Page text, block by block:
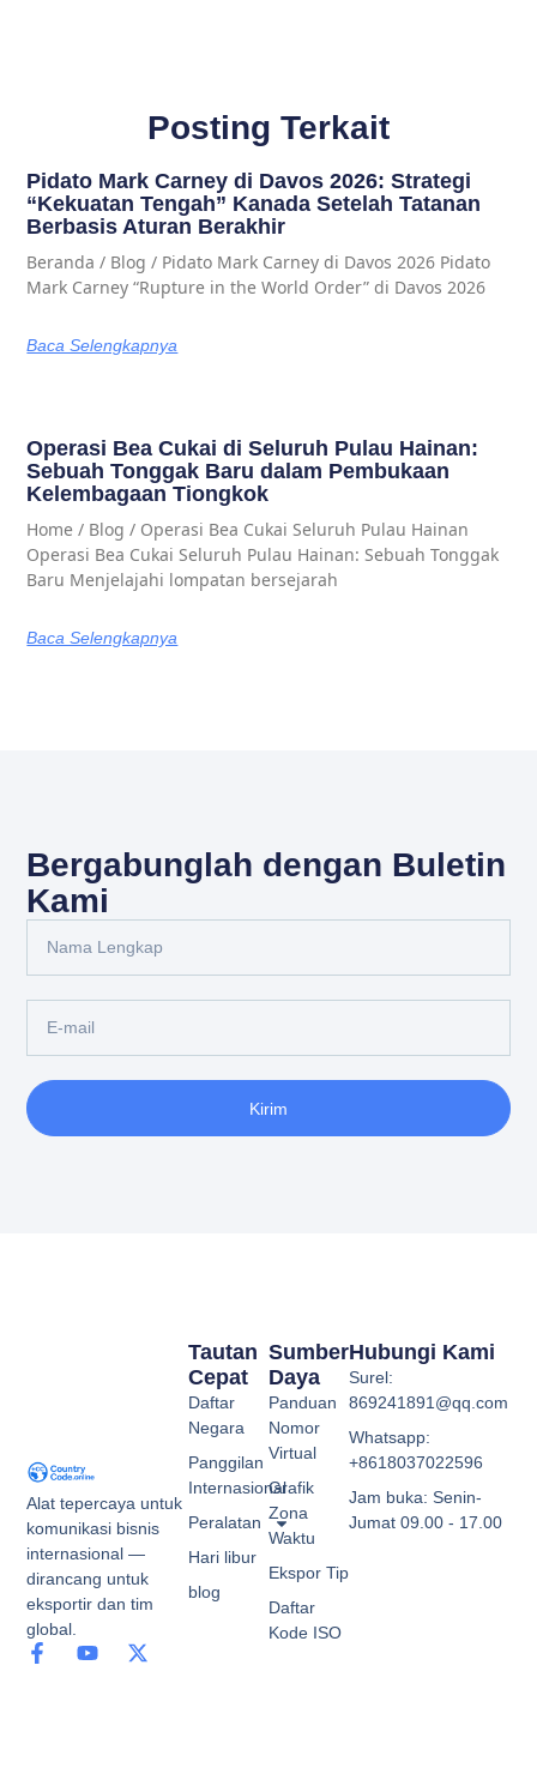
Posting Terkait
Pidato Mark Carney di Davos 2026: Strategi
“Kekuatan Tengah” Kanada Setelah Tatanan
Berbasis Aturan Berakhir
Beranda / Blog / Pidato Mark Carney di Davos 2026 Pidato
Mark Carney “Rupture in the World Order” di Davos 2026
Baca Selengkapnya
Operasi Bea Cukai di Seluruh Pulau Hainan:
Sebuah Tonggak Baru dalam Pembukaan
Kelembagaan Tiongkok
Home / Blog / Operasi Bea Cukai Seluruh Pulau Hainan
Operasi Bea Cukai Seluruh Pulau Hainan: Sebuah Tonggak
Baru Menjelajahi lompatan bersejarah
Baca Selengkapnya
Bergabunglah dengan Buletin
Kami
Kirim
Alat tepercaya untuk
komunikasi bisnis
internasional —
dirancang untuk
eksportir dan tim
global.
Sumber
Daya
Panduan
Nomor
Virtual
Grafik
Zona
Waktu
Ekspor Tip
Daftar
Kode ISO
Tautan
Cepat
Daftar
Negara
Panggilan
Internasional
Peralatan
Hari libur
blog
Hubungi Kami
Surel:
869241891@qq.com
Whatsapp:
+8618037022596
Jam buka: Senin-
Jumat 09.00 - 17.00